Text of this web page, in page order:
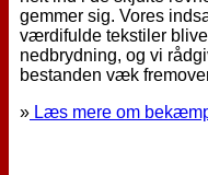
gemmer sig. Vores
værdifulde tekstiler
nedbrydning, og vi
bestanden væk
» Læs mere om